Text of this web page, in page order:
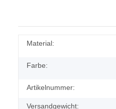
Material:
Farbe:
Artikelnummer:
Versandgewicht: